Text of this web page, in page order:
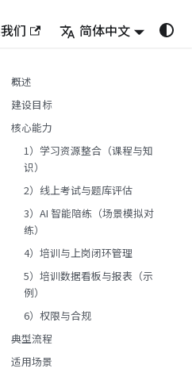
们
简体中文
概述
建设目标
核心能力
1）学习资源整合（课程与知
识）
2）线上考试与题库评估
3）AI 智能陪练（场景模拟对
练）
4）培训与上岗闭环管理
5）培训数据看板与报表（示
例）
6）权限与合规
典型流程
适用场景